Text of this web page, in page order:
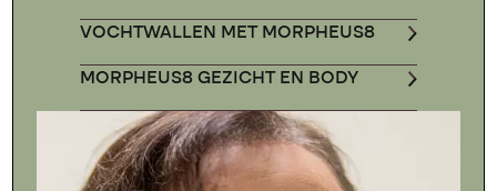
VOCHTWALLEN MET MORPHEUS8
MORPHEUS8 GEZICHT EN BODY